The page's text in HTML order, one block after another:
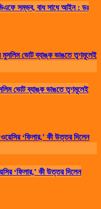
সম্ভব, বাধ সাধে আইন : ডঃ
ভোট ব্যাঙ্ক ভাঙতে তৃণমূলেই
‘ফিলার,’ কী উত্তর দিলেন